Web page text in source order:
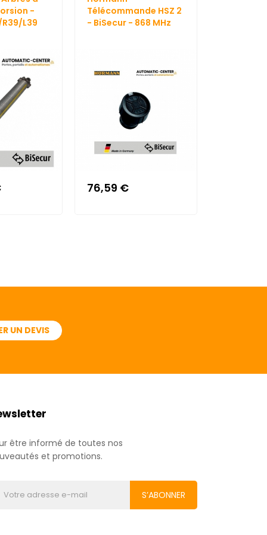
-
L39
Télécommande HSZ 2
- BiSecur - 868 MHz
76,59 €
UN DEVIS
être informé de toutes nos
et promotions.